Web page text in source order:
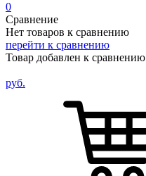
0
Сравнение
Нет товаров к сравнению
перейти к сравнению
Товар добавлен к сравнению
руб.